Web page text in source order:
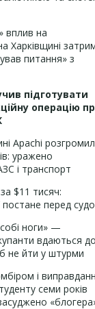
вплив на
Харківщині
питання» з
підготувати
операцію
Apachi
уражено
і транспорт
$11 тисяч:
перед
собі ноги» —
вдаються до
не йти у штурми
і
семи років